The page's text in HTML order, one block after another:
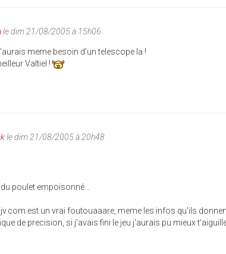
le dim 21/08/2005 à 15h06
meme besoin d'un telescope la !
Valtiel !
le dim 21/08/2005 à 20h48
poulet empoisonné...
est un vrai foutouaaare, meme les infos qu'ils
de precision, si j'avais fini le jeu j'aurais pu mieux